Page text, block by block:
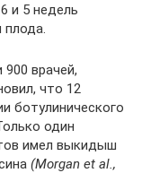
и 5 недель
врачей,
что 12
ботулинического
один
имел выкидыш
(Morgan et al.,